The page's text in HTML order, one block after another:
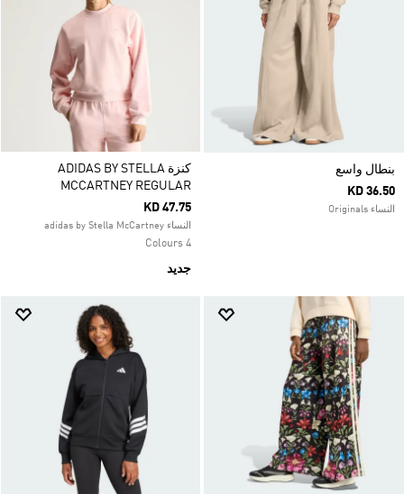
بنطال واسع
KD 36.50
النساء Originals
كنزة ADIDAS BY STELLA
MCCARTNEY REGULAR
KD 47.75
النساء adidas by Stella McCartney
4 Colours
جديد